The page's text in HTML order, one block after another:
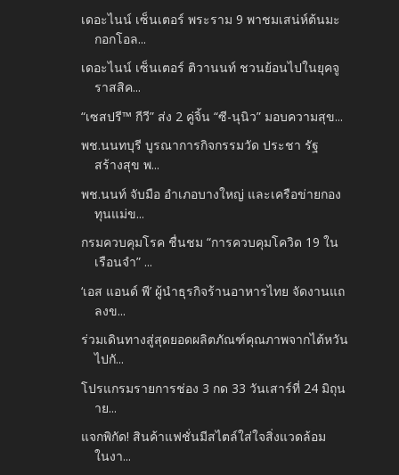
เดอะไนน์ เซ็นเตอร์ พระราม 9 พาชมเสน่ห์ต้นมะ
กอกโอล...
เดอะไนน์ เซ็นเตอร์ ติวานนท์ ชวนย้อนไปในยุคจู
ราสสิค...
“เซสปรี™ กีวี” ส่ง 2 คู่จิ้น “ซี-นุนิว” มอบความสุข...
พช.นนทบุรี บูรณาการกิจกรรมวัด ประชา รัฐ
สร้างสุข พ...
พช.นนท์ จับมือ อำเภอบางใหญ่ และเครือข่ายกอง
ทุนแม่ข...
กรมควบคุมโรค ชื่นชม “การควบคุมโควิด 19 ใน
เรือนจำ” ...
‘เอส แอนด์ พี’ ผู้นำธุรกิจร้านอาหารไทย จัดงานแถ
ลงข...
ร่วมเดินทางสู่สุดยอดผลิตภัณฑ์คุณภาพจากไต้หวัน
ไปกั...
โปรแกรมรายการช่อง 3 กด 33 วันเสาร์ที่ 24 มิถุน
าย...
แจกพิกัด! สินค้าแฟชั่นมีสไตล์ใส่ใจสิ่งแวดล้อม
ในงา...